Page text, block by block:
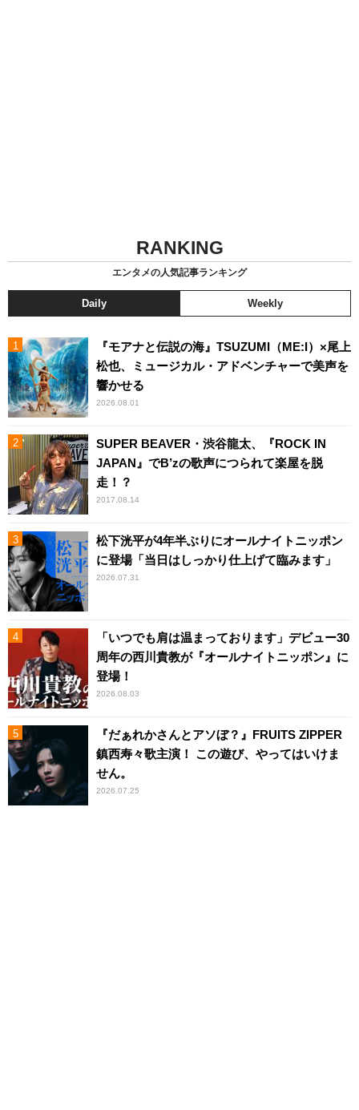
RANKING
エンタメの人気記事ランキング
Daily Weekly
『モアナと伝説の海』TSUZUMI（ME:I）×尾上
松也、ミュージカル・アドベンチャーで美声を
響かせる
2026.08.01
SUPER BEAVER・渋谷龍太、『ROCK IN
JAPAN』でB’zの歌声につられて楽屋を脱
走！？
2017.08.14
松下洸平が4年半ぶりにオールナイトニッポン
に登場「当日はしっかり仕上げて臨みます」
2026.07.31
「いつでも肩は温まっております」デビュー30
周年の西川貴教が『オールナイトニッポン』に
登場！
2026.08.03
『だぁれかさんとアソぼ？』FRUITS ZIPPER
鎮西寿々歌主演！ この遊び、やってはいけま
せん。
2026.07.25